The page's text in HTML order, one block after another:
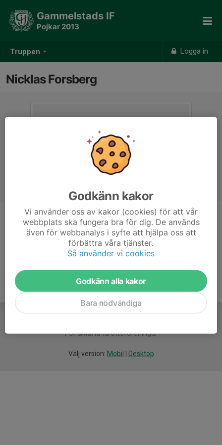
Truppen Logga in
Gammelstads IF
Pojkar 2013
Nicklas Forsberg
Titel
Tränare
Ålder
42 år
Försmartaidrottsföreningar
Välj version: Mobil Desktop
Godkänn kakor
Vi använder oss av kakor (cookies) för att vår
webbplats ska fungera bra för dig. De används
även för webbanalys i syfte att hjälpa oss att
förbättra våra tjänster.
Så använder vi cookies
Godkänn alla kakor
Bara nödvändiga